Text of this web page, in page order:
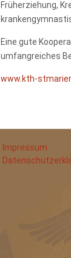
Früherziehung,
Eine gute
umfangreiches
www.kth-
Impressum